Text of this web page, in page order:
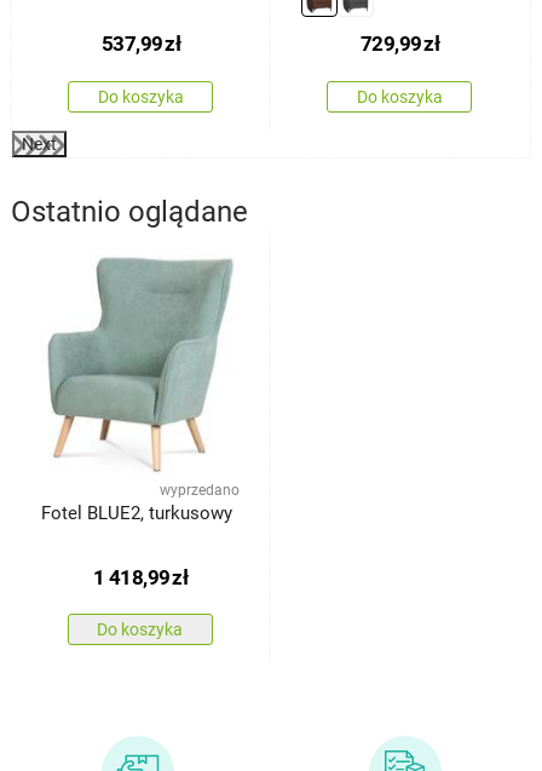
537,99zł
Do koszyka
729,99zł
Do koszyka
Next
Ostatnio oglądane
wyprzedano
Fotel BLUE2, turkusowy
1 418,99zł
Do koszyka